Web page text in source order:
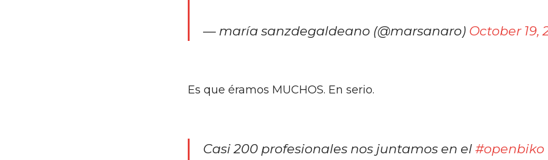
— maría sanzdegaldeano (@marsanaro) October 19,
Es que éramos MUCHOS. En serio.
Casi 200 profesionales nos juntamos en el #openbiko